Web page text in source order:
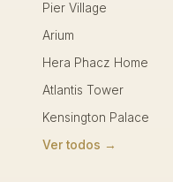
Pier Village
Arium
Hera Phacz Home
Atlantis Tower
Kensington Palace
Ver todos →